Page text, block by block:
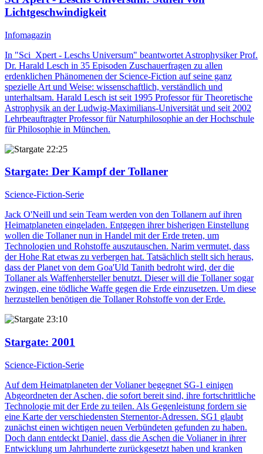
Lichtgeschwindigkeit
Infomagazin
In "Sci_Xpert - Leschs Universum" beantwortet Astrophysiker Prof.
Dr. Harald Lesch in 35 Episoden Zuschauerfragen zu allen
erdenklichen Phänomenen der Science-Fiction auf seine ganz
spezielle Art und Weise: wissenschaftlich, verständlich und
unterhaltsam. Harald Lesch ist seit 1995 Professor für Theoretische
Astrophysik an der Ludwig-Maximilians-Universität und seit 2002
Lehrbeauftragter Professor für Naturphilosophie an der Hochschule
für Philosophie in München.
22:25
Stargate: Der Kampf der Tollaner
Science-Fiction-Serie
Jack O'Neill und sein Team werden von den Tollanern auf ihren
Heimatplaneten eingeladen. Entgegen ihrer bisherigen Einstellung
wollen die Tollaner nun in Handel mit der Erde treten, um
Technologien und Rohstoffe auszutauschen. Narim vermutet, dass
der Hohe Rat etwas zu verbergen hat. Tatsächlich stellt sich heraus,
dass der Planet von dem Goa'Uld Tanith bedroht wird, der die
Tollaner als Waffenhersteller benutzt. Dieser will die Tollaner sogar
zwingen, eine tödliche Waffe gegen die Erde einzusetzen. Um diese
herzustellen benötigen die Tollaner Rohstoffe von der Erde.
23:10
Stargate: 2001
Science-Fiction-Serie
Auf dem Heimatplaneten der Volianer begegnet SG-1 einigen
Abgeordneten der Aschen, die sofort bereit sind, ihre fortschrittliche
Technologie mit der Erde zu teilen. Als Gegenleistung fordern sie
eine Karte der verschiedensten Sternentor-Adressen. SG1 glaubt
zunächst einen wichtigen neuen Verbündeten gefunden zu haben.
Doch dann entdeckt Daniel, dass die Aschen die Volianer in ihrer
Entwicklung um Jahrhunderte zurückgesetzt haben und kranken